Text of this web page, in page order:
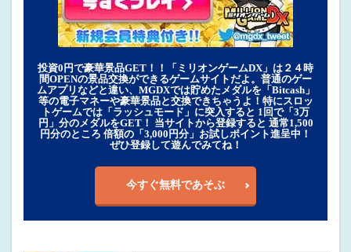
投資0円で豪華景品GET！！「ミリオンゲームDX」は２４時
間OPENの景品交換ができるゲームサイトだよ。普通のゲー
ムアプリなどと違い、MGDXでは貯めたメダルを「Bitcash」
等の電子マネーや豪華景品と交換できちゃうよ！特にスロッ
トゲームでは「ラッシュモード」に突入すると 1回で「3万
円」分のメダルをGET！ 当サイトから登録すると 通常1,500
円分のところ 倍額の「3,000円分」お試しポイント進呈中！
ぜひ登録して遊んでみてね！
今すぐ無料であそぶ